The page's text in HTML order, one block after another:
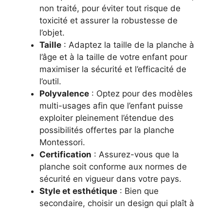
non traité, pour éviter tout risque de
toxicité et assurer la robustesse de
l’objet.
Taille : Adaptez la taille de la planche à
l’âge et à la taille de votre enfant pour
maximiser la sécurité et l’efficacité de
l’outil.
Polyvalence : Optez pour des modèles
multi-usages afin que l’enfant puisse
exploiter pleinement l’étendue des
possibilités offertes par la planche
Montessori.
Certification : Assurez-vous que la
planche soit conforme aux normes de
sécurité en vigueur dans votre pays.
Style et esthétique : Bien que
secondaire, choisir un design qui plaît à